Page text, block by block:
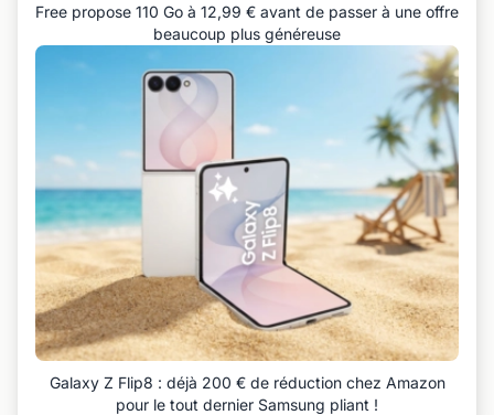
Free propose 110 Go à 12,99 € avant de passer à une offre
beaucoup plus généreuse
Galaxy Z Flip8 : déjà 200 € de réduction chez Amazon
pour le tout dernier Samsung pliant !